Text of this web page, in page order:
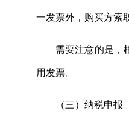
一发票外，购买方索
需要注意的是，
用发票。
（三）纳税申报